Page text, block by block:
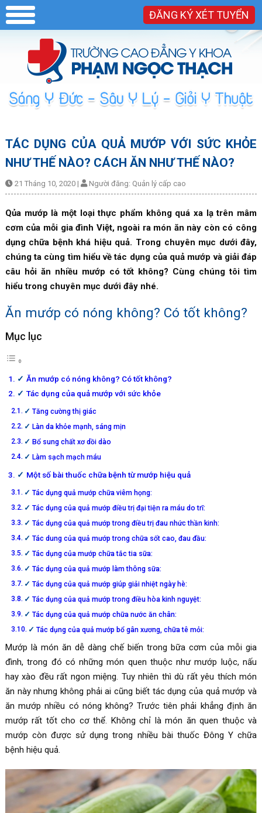
ĐĂNG KÝ XÉT TUYỂN
TÁC DỤNG CỦA QUẢ MƯỚP VỚI SỨC KHỎE
NHƯ THẾ NÀO? CÁCH ĂN NHƯ THẾ NÀO?
21 Tháng 10, 2020 | Người đăng: Quản lý cấp cao
Qủa mướp là một loại thực phẩm không quá xa lạ trên mâm
cơm của mỗi gia đình Việt, ngoài ra món ăn này còn có công
dụng chữa bệnh khá hiệu quả. Trong chuyên mục dưới đây,
chúng ta cùng tìm hiểu về tác dụng của quả mướp và giải đáp
câu hỏi ăn nhiều mướp có tốt không? Cùng chúng tôi tìm
hiểu trong chuyên mục dưới đây nhé.
Ăn mướp có nóng không? Có tốt không?
Mục lục
Ăn mướp có nóng không? Có tốt không?
Tác dụng của quả mướp với sức khỏe
Tăng cường thị giác
Làn da khỏe mạnh, sáng mịn
Bổ sung chất xơ dồi dào
Làm sạch mạch máu
Một số bài thuốc chữa bệnh từ mướp hiệu quả
Tác dụng quả mướp chữa viêm họng:
Tác dụng của quả mướp điều trị đại tiện ra máu do trĩ:
Tác dụng của quả mướp trong điều trị đau nhức thần kinh:
Tác dung của quả mướp trong chữa sốt cao, đau đầu:
Tác dụng của mướp chữa tắc tia sữa:
Tác dụng của quả mướp làm thông sữa:
Tác dụng của quả mướp giúp giải nhiệt ngày hè:
Tác dụng của quả mướp trong điều hòa kinh nguyệt:
Tác dụng của quả mướp chữa nước ăn chân:
Tác dụng của quả mướp bổ gân xương, chữa tê mỏi:
Mướp là món ăn dễ dàng chế biến trong bữa cơm của mỗi gia
đình, trong đó có những món quen thuộc như mướp luộc, nấu
hay xào đều rất ngon miệng. Tuy nhiên thì dù rất yêu thích món
ăn này nhưng không phải ai cũng biết tác dụng của quả mướp và
ăn mướp nhiều có nóng không? Trước tiên phải khẳng định ăn
mướp rất tốt cho cơ thể. Không chỉ là món ăn quen thuộc và
mướp còn được sử dụng trong nhiều bài thuốc Đông Y chữa
bệnh hiệu quả.